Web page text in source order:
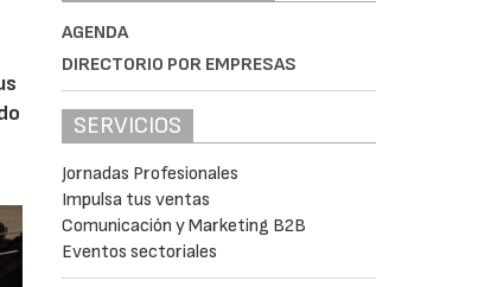
AGENDA
DIRECTORIO POR EMPRESAS
SERVICIOS
Jornadas Profesionales
Impulsa tus ventas
Comunicación y Marketing B2B
Eventos sectoriales